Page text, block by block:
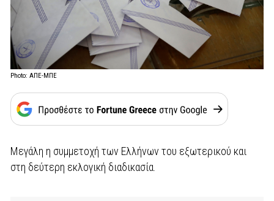
Photo: ΑΠΕ-ΜΠΕ
Μεγάλη η συμμετοχή των Ελλήνων του εξωτερικού και
στη δεύτερη εκλογική διαδικασία.